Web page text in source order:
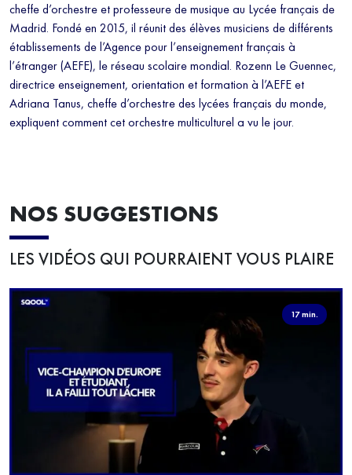
cheffe d’orchestre et professeure de musique au Lycée français de
Madrid. Fondé en 2015, il réunit des élèves musiciens de différents
établissements de l’Agence pour l’enseignement français à
l’étranger (AEFE), le réseau scolaire mondial. Rozenn Le Guennec,
directrice enseignement, orientation et formation à l’AEFE et
Adriana Tanus, cheffe d’orchestre des lycées français du monde,
expliquent comment cet orchestre multiculturel a vu le jour.
NOS SUGGESTIONS
LES VIDÉOS QUI POURRAIENT VOUS PLAIRE
17 min.